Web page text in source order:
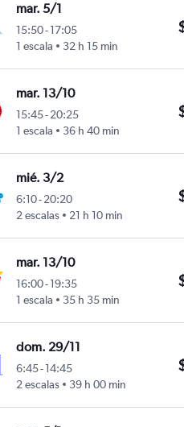
mar. 5/1
15:50-17:05
1 escala
32 h 15 min
mar. 13/10
15:45-20:25
1 escala
36 h 40 min
mié. 3/2
6:10-20:20
2 escalas
21 h 10 min
mar. 13/10
16:00-19:35
1 escala
35 h 35 min
dom. 29/11
6:45-14:45
2 escalas
39 h 00 min